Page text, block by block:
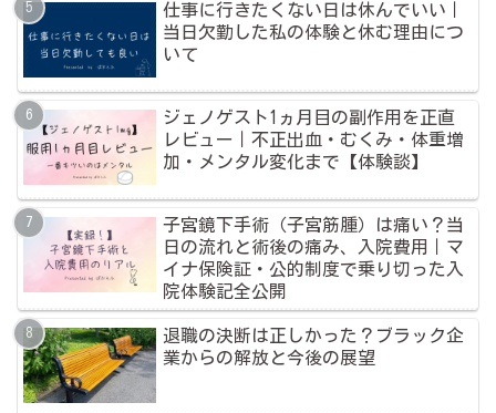
仕事に行きたくない日は休んでいい｜
当日欠勤した私の体験と休む理由につ
いて
ジェノゲスト1ヵ月目の副作用を正直
レビュー｜不正出血・むくみ・体重増
加・メンタル変化まで【体験談】
子宮鏡下手術（子宮筋腫）は痛い？当
日の流れと術後の痛み、入院費用｜マ
イナ保険証・公的制度で乗り切った入
院体験記全公開
退職の決断は正しかった？ブラック企
業からの解放と今後の展望